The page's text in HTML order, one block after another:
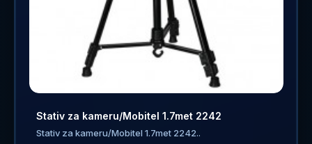
Stativ za kameru/Mobitel 1.7met 2242
Stativ za kameru/Mobitel 1.7met 2242..